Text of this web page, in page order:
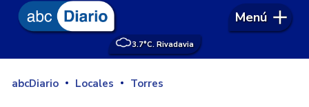
3.7°C. Rivadavia
Menú
abcDiario Locales Torres